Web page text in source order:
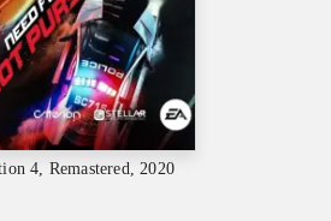
4, Remastered, 2020